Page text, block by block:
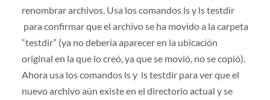
renombrar archivos. Usa los comandos ls y ls testdir
para confirmar que el archivo se ha movido a la carpeta
“testdir” (ya no debería aparecer en la ubicación
original en la que lo creó, ya que se movió, no se copió).
Ahora usa los comandos ls y ls testdir para ver que el
nuevo archivo aún existe en el directorio actual y se